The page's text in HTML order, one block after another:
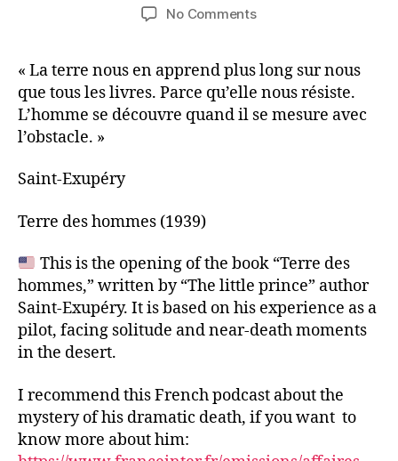
No Commentson
quote
of
the
« La terre nous en apprend plus long sur nous
que tous les livres. Parce qu’elle nous résiste.
L’homme se découvre quand il se mesure avec
l’obstacle. »
Saint-Exupéry
Terre des hommes (1939)
This is the opening of the book “Terre des
hommes,” written by “The little prince” author
Saint-Exupéry. It is based on his experience as a
pilot, facing solitude and near-death moments
in the desert.
I recommend this French podcast about the
mystery of his dramatic death, if you want to
know more about him: